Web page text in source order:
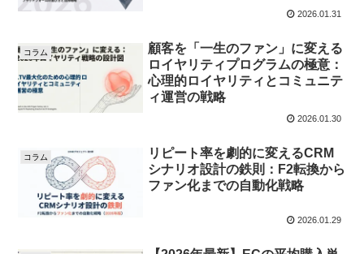
2026.01.31
コラム
顧客を「一生のファン」に変える
ロイヤリティプログラムの極意：
心理的ロイヤリティとコミュニテ
ィ運営の戦略
2026.01.30
コラム
リピート率を劇的に変えるCRM
シナリオ設計の鉄則：F2転換から
ファン化までの自動化戦略
2026.01.29